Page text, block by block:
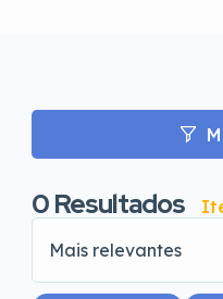
0Resultados
Mais relevantes